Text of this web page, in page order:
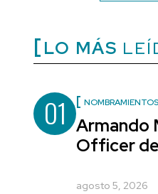
LO MÁS
01 NOMBRAMIENTOS
Armando
Officer
agosto 5, 2026